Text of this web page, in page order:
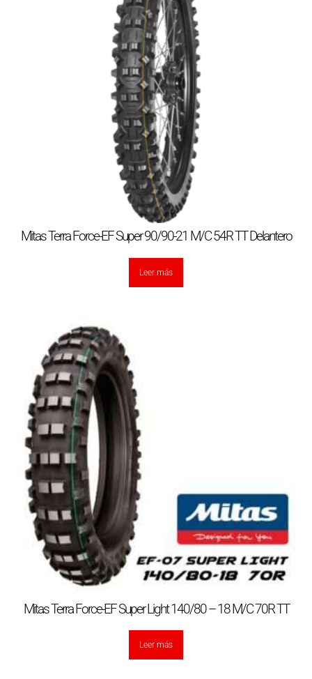
Mitas Terra Force-EF Super 90/90-21 M/C 54R TT Delantero
Leer más
Mitas Terra Force-EF Super Light 140/80 – 18 M/C 70R TT
Leer más